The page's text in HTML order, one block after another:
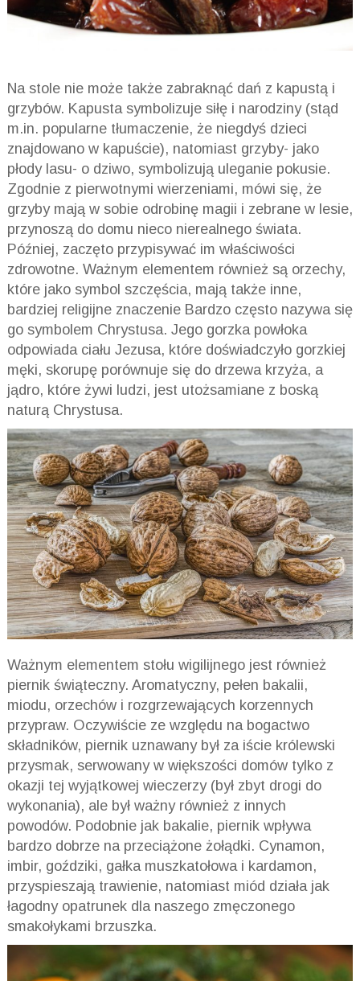
Na stole nie może także zabraknąć dań z kapustą i
grzybów. Kapusta symbolizuje siłę i narodziny (stąd
m.in. popularne tłumaczenie, że niegdyś dzieci
znajdowano w kapuście), natomiast grzyby- jako
płody lasu- o dziwo, symbolizują uleganie pokusie.
Zgodnie z pierwotnymi wierzeniami, mówi się, że
grzyby mają w sobie odrobinę magii i zebrane w lesie,
przynoszą do domu nieco nierealnego świata.
Później, zaczęto przypisywać im właściwości
zdrowotne. Ważnym elementem również są orzechy,
które jako symbol szczęścia, mają także inne,
bardziej religijne znaczenie Bardzo często nazywa się
go symbolem Chrystusa. Jego gorzka powłoka
odpowiada ciału Jezusa, które doświadczyło gorzkiej
męki, skorupę porównuje się do drzewa krzyża, a
jądro, które żywi ludzi, jest utożsamiane z boską
naturą Chrystusa.
Ważnym elementem stołu wigilijnego jest również
piernik świąteczny. Aromatyczny, pełen bakalii,
miodu, orzechów i rozgrzewających korzennych
przypraw. Oczywiście ze względu na bogactwo
składników, piernik uznawany był za iście królewski
przysmak, serwowany w większości domów tylko z
okazji tej wyjątkowej wieczerzy (był zbyt drogi do
wykonania), ale był ważny również z innych
powodów. Podobnie jak bakalie, piernik wpływa
bardzo dobrze na przeciążone żołądki. Cynamon,
imbir, goździki, gałka muszkatołowa i kardamon,
przyspieszają trawienie, natomiast miód działa jak
łagodny opatrunek dla naszego zmęczonego
smakołykami brzuszka.